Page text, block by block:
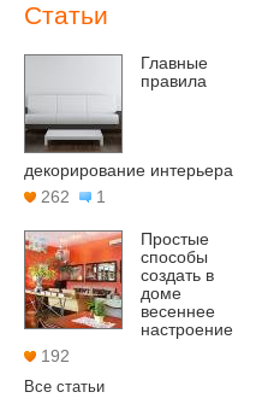
Статьи
Главные
правила
декорирование интерьера
262
1
Простые
способы
создать в
доме
весеннее
настроение
192
Все статьи